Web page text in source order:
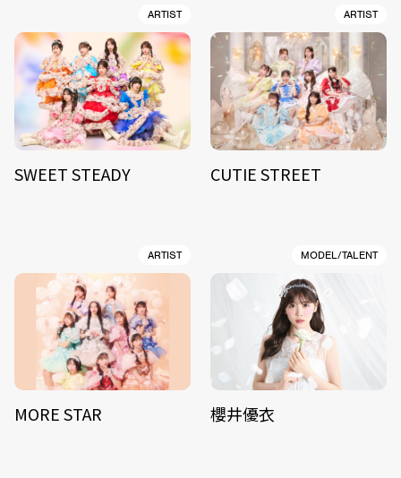
ARTIST
SWEET STEADY
ARTIST
CUTIE STREET
ARTIST
MORE STAR
MODEL/TALENT
櫻井優衣